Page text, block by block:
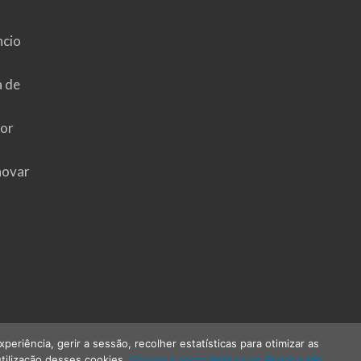
de
gerir a sessão, recolher estatísticas para otimizar as